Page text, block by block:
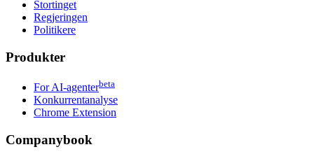
Stortinget
Regjeringen
Politikere
Produkter
For AI-agenterbeta
Konkurrentanalyse
Chrome Extension
Companybook